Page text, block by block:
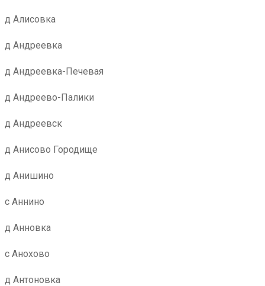
д Алисовка
д Андреевка
д Андреевка-Печевая
д Андреево-Палики
д Андреевск
д Анисово Городище
д Анишино
с Аннино
д Анновка
с Анохово
д Антоновка